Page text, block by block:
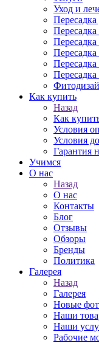
Уход и
Как купить
Назад
Как
Условия
Условия
Гарантия
Учимся
О нас
Назад
О нас
Контакты
Блог
Отзывы
Обзоры
Бренды
Политика
Галерея
Назад
Галерея
Новые
Наши
Наши
Рабочие